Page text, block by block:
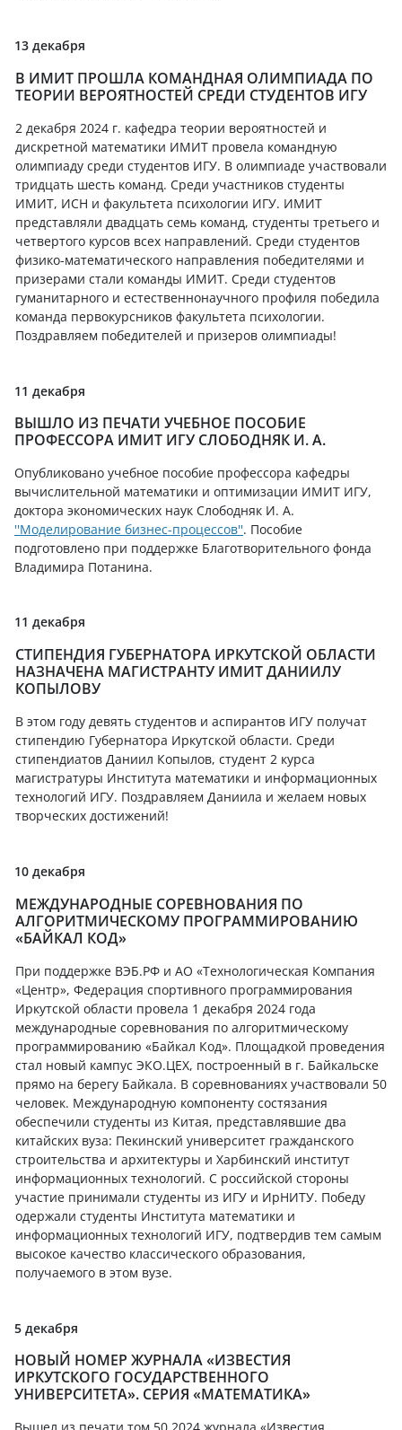
13 декабря
В ИМИТ ПРОШЛА КОМАНДНАЯ ОЛИМПИАДА ПО
ТЕОРИИ ВЕРОЯТНОСТЕЙ СРЕДИ СТУДЕНТОВ ИГУ
2 декабря 2024 г. кафедра теории вероятностей и
дискретной математики ИМИТ провела командную
олимпиаду среди студентов ИГУ. В олимпиаде участвовали
тридцать шесть команд. Среди участников студенты
ИМИТ, ИСН и факультета психологии ИГУ. ИМИТ
представляли двадцать семь команд, студенты третьего и
четвертого курсов всех направлений. Среди студентов
физико-математического направления победителями и
призерами стали команды ИМИТ. Среди студентов
гуманитарного и естественнонаучного профиля победила
команда первокурсников факультета психологии.
Поздравляем победителей и призеров олимпиады!
11 декабря
ВЫШЛО ИЗ ПЕЧАТИ УЧЕБНОЕ ПОСОБИЕ
ПРОФЕССОРА ИМИТ ИГУ СЛОБОДНЯК И. А.
Опубликовано учебное пособие профессора кафедры
вычислительной математики и оптимизации ИМИТ ИГУ,
доктора экономических наук Слободняк И. А.
''Моделирование бизнес-процессов''. Пособие
подготовлено при поддержке Благотворительного фонда
Владимира Потанина.
11 декабря
СТИПЕНДИЯ ГУБЕРНАТОРА ИРКУТСКОЙ ОБЛАСТИ
НАЗНАЧЕНА МАГИСТРАНТУ ИМИТ ДАНИИЛУ
КОПЫЛОВУ
В этом году девять студентов и аспирантов ИГУ получат
стипендию Губернатора Иркутской области. Среди
стипендиатов Даниил Копылов, студент 2 курса
магистратуры Института математики и информационных
технологий ИГУ. Поздравляем Даниила и желаем новых
творческих достижений!
10 декабря
МЕЖДУНАРОДНЫЕ СОРЕВНОВАНИЯ ПО
АЛГОРИТМИЧЕСКОМУ ПРОГРАММИРОВАНИЮ
«БАЙКАЛ КОД»
При поддержке ВЭБ.РФ и АО «Технологическая Компания
«Центр», Федерация спортивного программирования
Иркутской области провела 1 декабря 2024 года
международные соревнования по алгоритмическому
программированию «Байкал Код». Площадкой проведения
стал новый кампус ЭКО.ЦЕХ, построенный в г. Байкальске
прямо на берегу Байкала. В соревнованиях участвовали 50
человек. Международную компоненту состязания
обеспечили студенты из Китая, представлявшие два
китайских вуза: Пекинский университет гражданского
строительства и архитектуры и Харбинский институт
информационных технологий. С российской стороны
участие принимали студенты из ИГУ и ИрНИТУ. Победу
одержали студенты Института математики и
информационных технологий ИГУ, подтвердив тем самым
высокое качество классического образования,
получаемого в этом вузе.
5 декабря
НОВЫЙ НОМЕР ЖУРНАЛА «ИЗВЕСТИЯ
ИРКУТСКОГО ГОСУДАРСТВЕННОГО
УНИВЕРСИТЕТА». СЕРИЯ «МАТЕМАТИКА»